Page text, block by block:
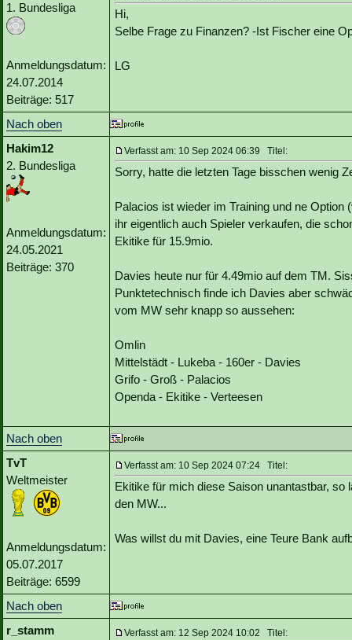
1. Bundesliga
Anmeldungsdatum:
24.07.2014
Beiträge: 517
Hi,
Selbe Frage zu Finanzen? -Ist Fischer eine
LG
Nach oben
Hakim12
2. Bundesliga
Anmeldungsdatum:
24.05.2021
Beiträge: 370
Verfasst am: 10 Sep 2024 06:39 Titel:
Sorry, hatte die letzten Tage bisschen wenig
Palacios ist wieder im Training und ne
ihr eigentlich auch Spieler verkaufen, die
Ekitike für 15.9mio.
Davies heute nur für 4.49mio auf dem TM.
Punktetechnisch finde ich Davies aber
vom MW sehr knapp so aussehen:
Omlin
Mittelstädt - Lukeba - 160er - Davies
Grifo - Groß - Palacios
Openda - Ekitike - Verteesen
Nach oben
TvT
Weltmeister
Anmeldungsdatum:
05.07.2017
Beiträge: 6599
Verfasst am: 10 Sep 2024 07:24 Titel:
Ekitike für mich diese Saison unantastbar,
den MW...
Was willst du mit Davies, eine Teure Bank
Nach oben
r_stamm
Verfasst am: 12 Sep 2024 10:02 Titel: